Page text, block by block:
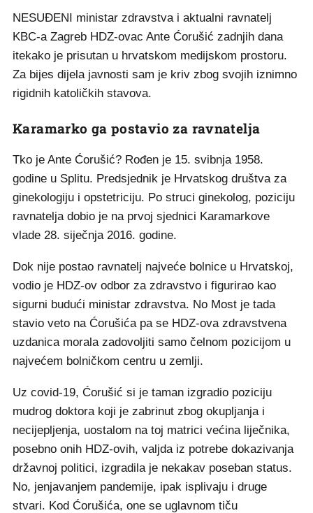
NESUĐENI ministar zdravstva i aktualni ravnatelj
KBC-a Zagreb HDZ-ovac Ante Ćorušić zadnjih dana
itekako je prisutan u hrvatskom medijskom prostoru.
Za bijes dijela javnosti sam je kriv zbog svojih iznimno
rigidnih katoličkih stavova.
Karamarko ga postavio za ravnatelja
Tko je Ante Ćorušić? Rođen je 15. svibnja 1958.
godine u Splitu. Predsjednik je Hrvatskog društva za
ginekologiju i opstetriciju. Po struci ginekolog, poziciju
ravnatelja dobio je na prvoj sjednici Karamarkove
vlade 28. siječnja 2016. godine.
Dok nije postao ravnatelj najveće bolnice u Hrvatskoj,
vodio je HDZ-ov odbor za zdravstvo i figurirao kao
sigurni budući ministar zdravstva. No Most je tada
stavio veto na Ćorušića pa se HDZ-ova zdravstvena
uzdanica morala zadovoljiti samo čelnom pozicijom u
najvećem bolničkom centru u zemlji.
Uz covid-19, Ćorušić si je taman izgradio poziciju
mudrog doktora koji je zabrinut zbog okupljanja i
necijepljenja, uostalom na toj matrici većina liječnika,
posebno onih HDZ-ovih, valjda iz potrebe dokazivanja
državnoj politici, izgradila je nekakav poseban status.
No, jenjavanjem pandemije, ipak isplivaju i druge
stvari. Kod Ćorušića, one se uglavnom tiču